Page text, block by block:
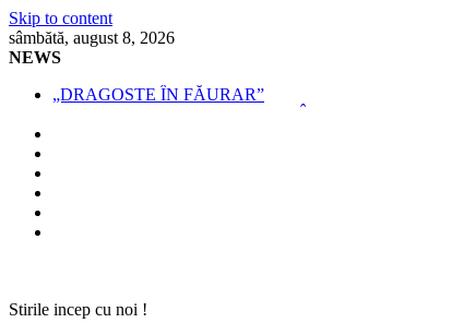
Skip to content
sâmbătă, august 8, 2026
NEWS
„DRAGOSTE ÎN FĂURAR”
Stirile incep cu noi !